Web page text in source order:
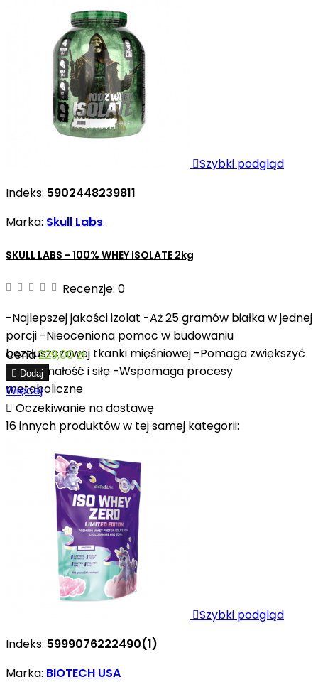
Szybki podgląd
Indeks: 5902448239811
Marka: Skull Labs
SKULL LABS - 100% WHEY ISOLATE 2kg
Recenzje: 0
-Najlepszej jakości izolat -Aż 25 gramów białka w jednej
porcji -Nieoceniona pomoc w budowaniu
beztłuszczowej tkanki mięśniowej -Pomaga zwiększyć
wytrzymałość i siłę -Wspomaga procesy
metaboliczne
Cena229,00 zł
 Dodaj
Więcej
 Oczekiwanie na dostawę
16 innych produktów w tej samej kategorii:
Szybki podgląd
Indeks: 5999076222490(1)
Marka: BIOTECH USA